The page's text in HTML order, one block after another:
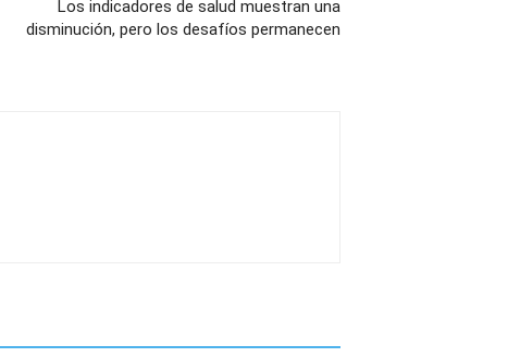
Los indicadores de salud muestran una
disminución, pero los desafíos permanecen